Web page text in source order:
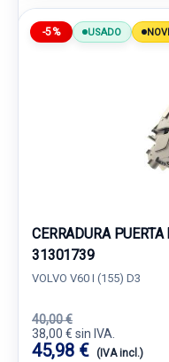
-5% USADO
CERRADURA
31301739
VOLVO V60 I (155) D3
40,00 €
38,00 € sin IVA.
45,98 € (IVA incl.)